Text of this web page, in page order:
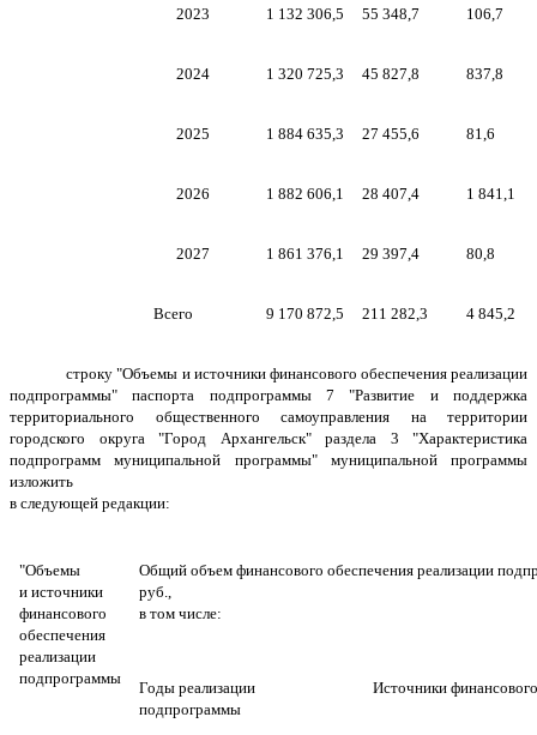
2023 1 132 306,5 55 348,7 106,7
2024 1 320 725,3 45 827,8 837,8
2025 1 884 635,3 27 455,6 81,6
2026 1 882 606,1 28 407,4 1 841,1
2027 1 861 376,1 29 397,4 80,8
Всего 9 170 872,5 211 282,3 4 845,2
строку "Объемы и источники финансового обеспечения реализации
подпрограммы" паспорта подпрограммы 7 "Развитие и поддержка
территориального общественного самоуправления на территории
городского округа "Город Архангельск" раздела 3 "Характеристика
подпрограмм муниципальной программы" муниципальной программы
изложить
в следующей редакции:
"Объемы
и источники
финансового
обеспечения
реализации
подпрограммы
Общий объем финансового обеспечения реализации
руб.,
в том числе:
Годы реализации
подпрограммы
Источники